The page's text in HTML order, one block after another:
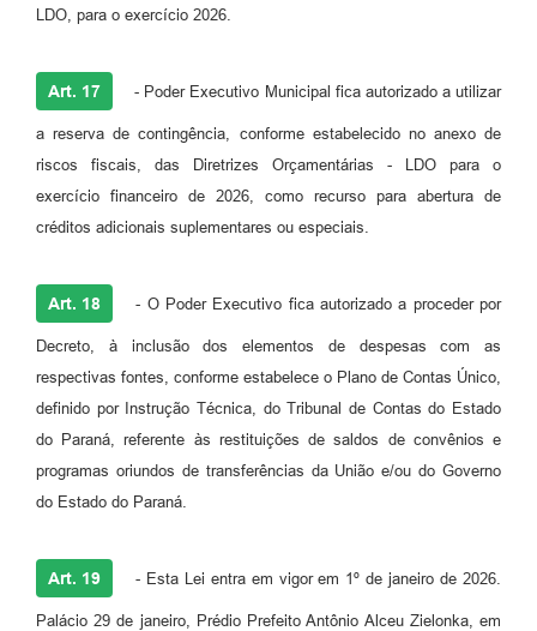
LDO, para o exercício 2026.
Art. 17 - Poder Executivo Municipal fica autorizado a utilizar
a reserva de contingência, conforme estabelecido no anexo de
riscos fiscais, das Diretrizes Orçamentárias - LDO para o
exercício financeiro de 2026, como recurso para abertura de
créditos adicionais suplementares ou especiais.
Art. 18 - O Poder Executivo fica autorizado a proceder por
Decreto, à inclusão dos elementos de despesas com as
respectivas fontes, conforme estabelece o Plano de Contas Único,
definido por Instrução Técnica, do Tribunal de Contas do Estado
do Paraná, referente às restituições de saldos de convênios e
programas oriundos de transferências da União e/ou do Governo
do Estado do Paraná.
Art. 19 - Esta Lei entra em vigor em 1º de janeiro de 2026.
Palácio 29 de janeiro, Prédio Prefeito Antônio Alceu Zielonka, em